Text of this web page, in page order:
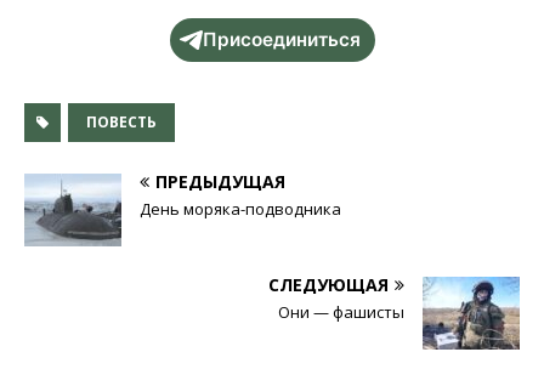
Присоединиться
ПОВЕСТЬ
ПРЕДЫДУЩАЯ
День моряка-подводника
СЛЕДУЮЩАЯ
Они — фашисты